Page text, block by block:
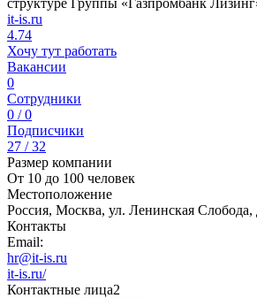
структуре Группы «Газпромбанк
it-is.ru
4.74
Хочу тут работать
Вакансии
0
Сотрудники
0 / 0
Подписчики
27 / 32
Размер компании
От 10 до 100 человек
Местоположение
Россия, Москва, ул. Ленинская Слобода,
Контакты
Email:
hr@it-is.ru
it-is.ru/
Контактные лица2